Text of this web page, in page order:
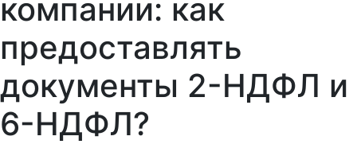
компании: как
предоставлять
документы 2-НДФЛ и
6-НДФЛ?